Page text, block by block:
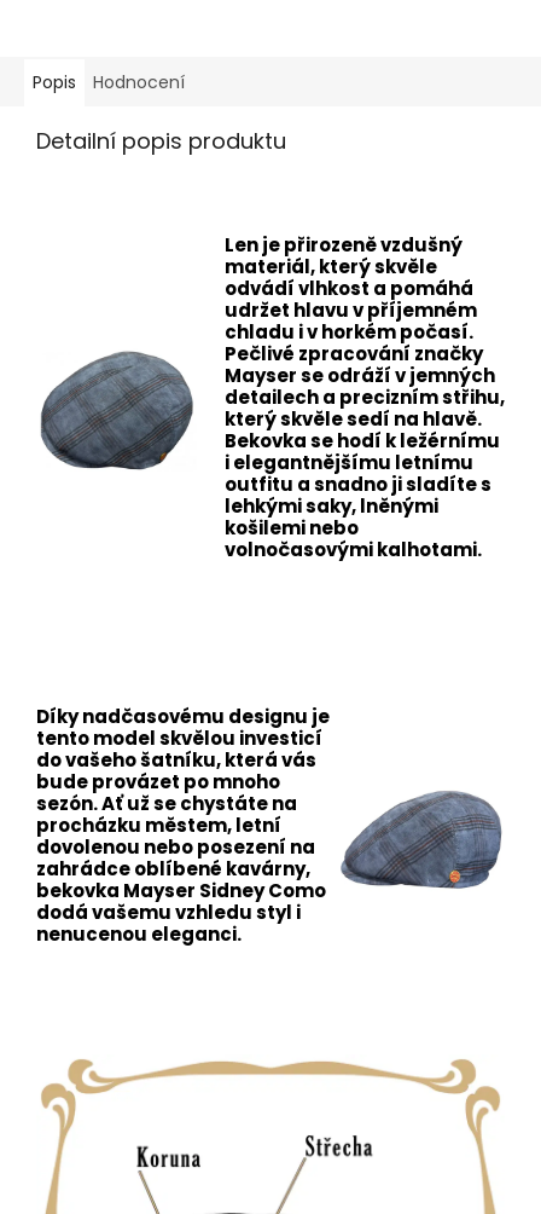
Popis Hodnocení
Detailní popis produktu
Len je přirozeně vzdušný
materiál, který skvěle
odvádí vlhkost a pomáhá
udržet hlavu v příjemném
chladu i v horkém počasí.
Pečlivé zpracování značky
Mayser se odráží v jemných
detailech a precizním střihu,
který skvěle sedí na hlavě.
Bekovka se hodí k ležérnímu
i elegantnějšímu letnímu
outfitu a snadno ji sladíte s
lehkými saky, lněnými
košilemi nebo
volnočasovými kalhotami.
Díky nadčasovému designu je
tento model skvělou investicí
do vašeho šatníku, která vás
bude provázet po mnoho
sezón. Ať už se chystáte na
procházku městem, letní
dovolenou nebo posezení na
zahrádce oblíbené kavárny,
bekovka Mayser Sidney Como
dodá vašemu vzhledu styl i
nenucenou eleganci.